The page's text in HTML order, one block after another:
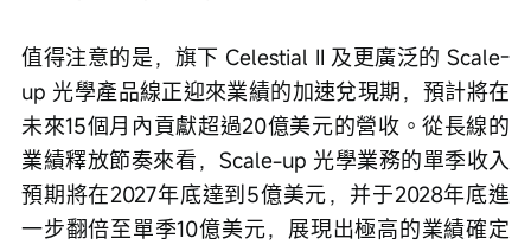
值得注意的是，旗下 Celestial II 及更廣泛的 Scale-
up 光學產品線正迎來業績的加速兌現期，預計將在
未來15個月內貢獻超過20億美元的營收。從長線的
業績釋放節奏來看，Scale-up 光學業務的單季收入
預期將在2027年底達到5億美元，并于2028年底進
一步翻倍至單季10億美元，展現出極高的業績確定